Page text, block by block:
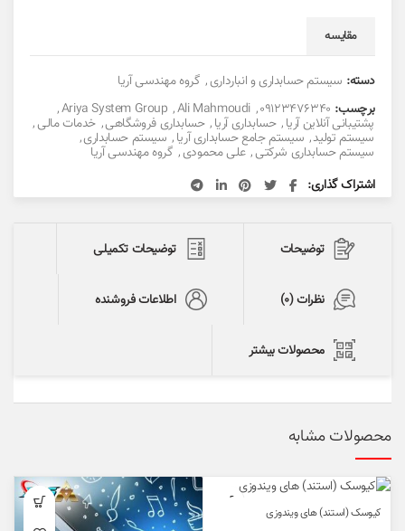
مقایسه
دسته: سیستم حسابداری و انبارداری, گروه مهندسی آریا
برچسب: 09123476340
,
Ali Mahmoudi
,
Ariya System Group
,
پشتیبانی آنلاین آریا, حسابداری آریا, حسابداری فروشگاهی, خدمات مالی,
سیستم تولید, سیستم جامع حسابداری آریا, سیستم حسابداری,
سیستم حسابداری شرکتی, علی محمودی, گروه مهندسی آریا
اشتراک گذاری
توضیحات توضیحات تکمیلی
نظرات (0) اطلاعات فروشنده
محصولات بیشتر
محصولات مشابه
کیوسک (استند) های ویندوزی